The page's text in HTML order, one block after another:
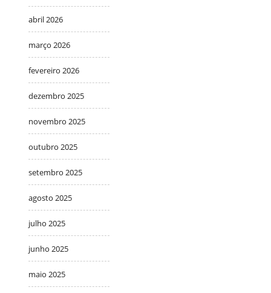
abril 2026
março 2026
fevereiro 2026
dezembro 2025
novembro 2025
outubro 2025
setembro 2025
agosto 2025
julho 2025
junho 2025
maio 2025